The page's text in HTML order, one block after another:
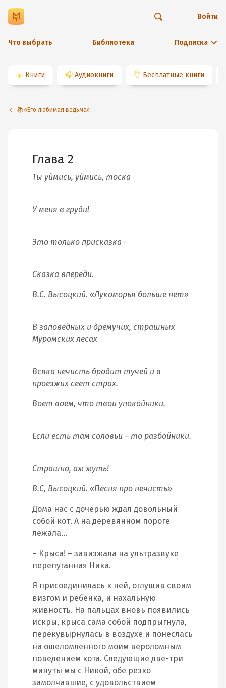
Что выбрать Библиотека Подписка
Войти
📖 Книги 🎧 Аудиокниги 👌 Бесплатные книги
📚«Его любимая ведьма»
Глава 2
Ты уймись, уймись, тоска
У меня в груди!
Это только присказка -
Сказка впереди.
В.С. Высоцкий. «Лукоморья больше нет»
В заповедных и дремучих, страшных
Муромских лесах
Всяка нечисть бродит тучей и в
проезжих сеет страх.
Воет воем, что твои упокойники.
Если есть там соловьи – то разбойники.
Страшно, аж жуть!
В.С, Высоцкий. «Песня про нечисть»
Дома нас с дочерью ждал довольный
собой кот. А на деревянном пороге
лежала…
– Крыса! – завизжала на ультразвуке
перепуганная Ника.
Я присоединилась к ней, оглушив своим
визгом и ребенка, и нахальную
живность. На пальцах вновь появились
искры, крыса сама собой подпрыгнула,
перекувырнулась в воздухе и понеслась
на ошеломленного моим вероломным
поведением кота. Следующие две-три
минуты мы с Никой, обе резко
замолчавшие, с удовольствием